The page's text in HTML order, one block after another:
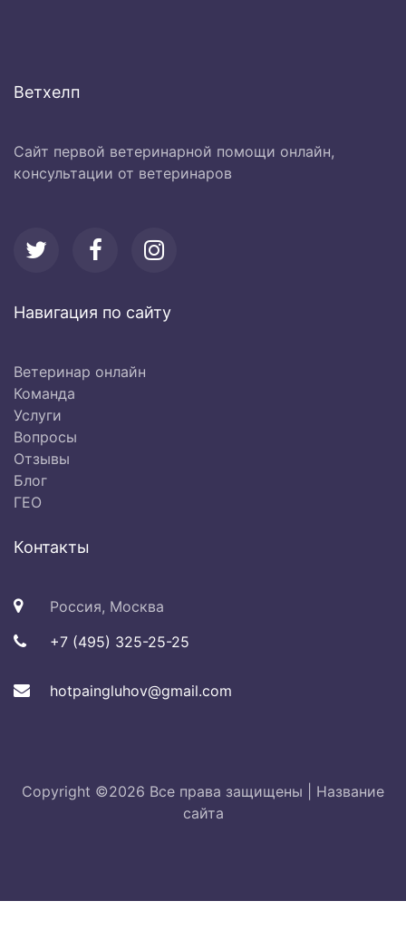
Ветхелп
Сайт первой ветеринарной помощи онлайн,
консультации от ветеринаров
Навигация по сайту
Ветеринар онлайн
Команда
Услуги
Вопросы
Отзывы
Блог
ГЕО
Контакты
Россия, Москва
+7 (495) 325-25-25
hotpaingluhov@gmail.com
Copyright ©2026 Все права защищены | Название
сайта